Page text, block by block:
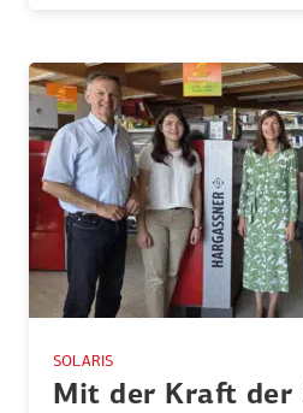
SOLARIS
Mit der Kraft der